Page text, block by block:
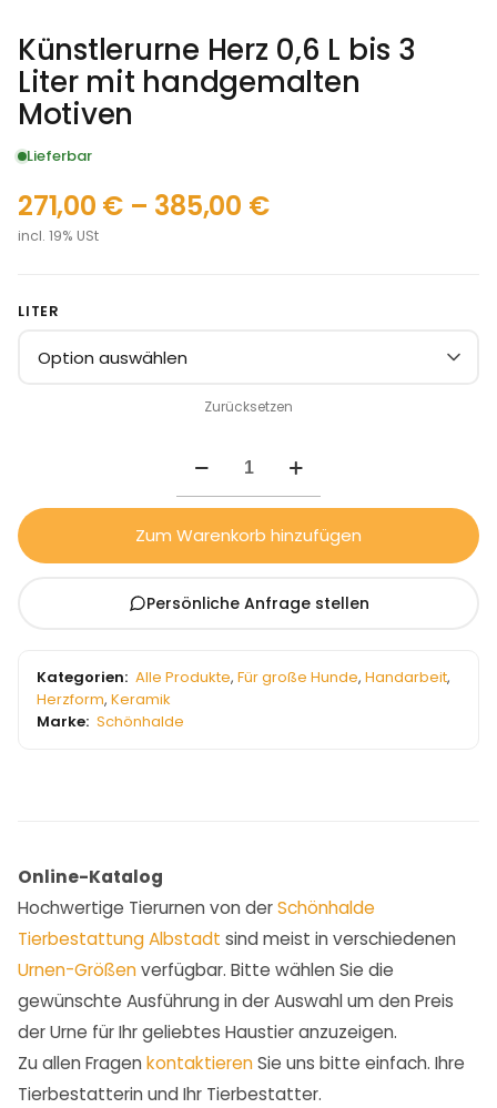
Künstlerurne Herz 0,6 L bis 3
Liter mit handgemalten
Motiven
Lieferbar
271,00 € – 385,00 €
incl. 19% USt
LITER
Zurücksetzen
Zum Warenkorb hinzufügen
Persönliche Anfrage stellen
Kategorien: Alle Produkte, Für große Hunde, Handarbeit,
Herzform, Keramik
Marke: Schönhalde
Online-Katalog
Hochwertige Tierurnen von derSchönhalde
Tierbestattung Albstadt sind meist in verschiedenen
Urnen-Größenverfügbar. Bitte wählen Sie die
gewünschte Ausführung in der Auswahl um den Preis
der Urne für Ihr geliebtes Haustier anzuzeigen.
Zu allen Fragen kontaktierenSie uns bitte einfach. Ihre
Tierbestatterin und Ihr Tierbestatter.